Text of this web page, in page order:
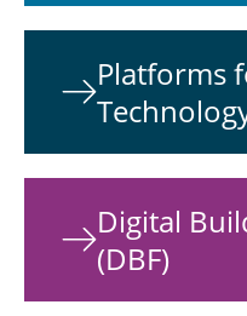
Platforms
Digital
(DBF)